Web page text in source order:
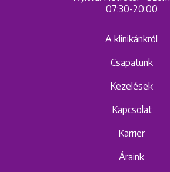
07:30-20:00
A klinikánkról
Csapatunk
Kezelések
Kapcsolat
Karrier
Áraink